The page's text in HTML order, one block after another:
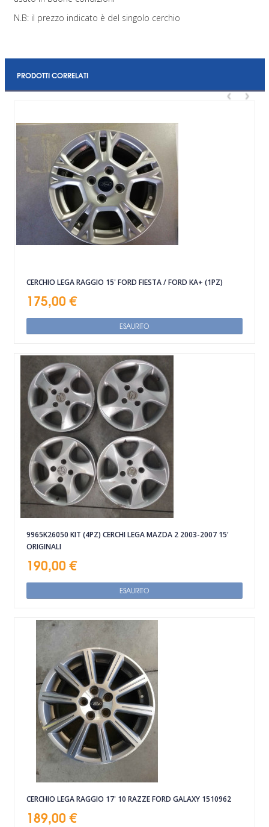
N.B: il prezzo indicato è del singolo cerchio
PRODOTTI CORRELATI
‹ ›
CERCHIO LEGA RAGGIO 15' FORD FIESTA / FORD KA+ (1PZ)
175,00 €
ESAURITO
9965K26050 KIT (4PZ) CERCHI LEGA MAZDA 2 2003-2007 15'
ORIGINALI
190,00 €
ESAURITO
CERCHIO LEGA RAGGIO 17' 10 RAZZE FORD GALAXY 1510962
189,00 €